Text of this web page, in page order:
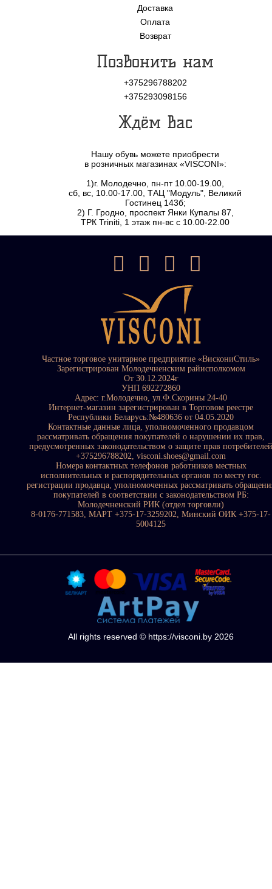
Доставка
Оплата
Возврат
Позвонить нам
+375296788202
+375293098156
Ждём Вас
Нашу обувь можете приобрести
в розничных магазинах «VISCONI»:
1)г. Молодечно, пн-пт 10.00-19.00,
сб, вс, 10.00-17.00, ТАЦ "Модуль", Великий
Гостинец 143б;
2) Г. Гродно, проспект Янки Купалы 87,
ТРК Triniti, 1 этаж пн-вс с 10.00-22.00
Частное торговое унитарное предприятие «ВискониСтиль»
Зарегистрирован Молодечненским райисполкомом
От 30.12.2024г
УНП 692272860
Адрес: г.Молодечно, ул.Ф.Скорины 24-40
Интернет-магазин зарегистрирован в Торговом реестре
Республики Беларусь:№480636 от 04.05.2020
Контактные данные лица, уполномоченного продавцом
рассматривать обращения покупателей о нарушении их прав,
предусмотренных законодательством о защите прав потребителей
+375296788202, visconi.shoes@gmail.com
Номера контактных телефонов работников местных
исполнительных и распорядительных органов по месту гос.
регистрации продавца, уполномоченных рассматривать
покупателей в соответствии с законодательством РБ:
Молодечненский РИК (отдел торговли)
8-0176-771583, МАРТ +375-17-3259202, Минский ОИК +375-17-
5004125
All rights reserved © https://visconi.by 2026